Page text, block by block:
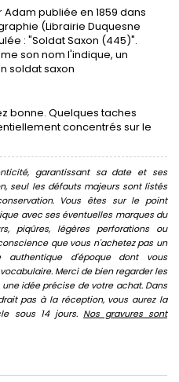
publiée en 1859 dans
(Librairie Duquesne
: "Soldat Saxon (445)".
son nom l'indique, un
soldat saxon
bonne. Quelques taches
concentrés sur le
garantissant sa date et ses
seul les défauts majeurs sont listés
Vous êtes sur le point
avec ses éventuelles marques du
piqûres, légères perforations ou
que vous n'achetez pas un
d'époque dont vous
Merci de bien regarder les
idée précise de votre achat. Dans
pas à la réception, vous aurez la
sous 14 jours. Nos gravures sont